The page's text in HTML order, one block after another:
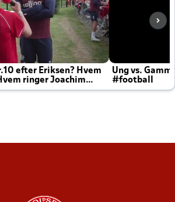
efter Eriksen? Hvem
ringer Joachim
Ung vs.
#football